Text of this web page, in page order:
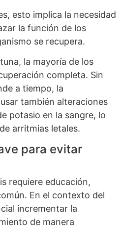
esto implica la necesidad
la función de los
se recupera.
la mayoría de los
completa. Sin
a tiempo, la
también alteraciones
potasio en la sangre, lo
arritmias letales.
para evitar
requiere educación,
En el contexto del
incrementar la
de manera